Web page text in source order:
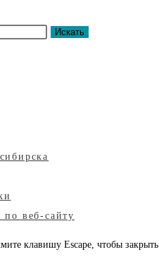
Искать
веб-сайту
клавишу Escape, чтобы